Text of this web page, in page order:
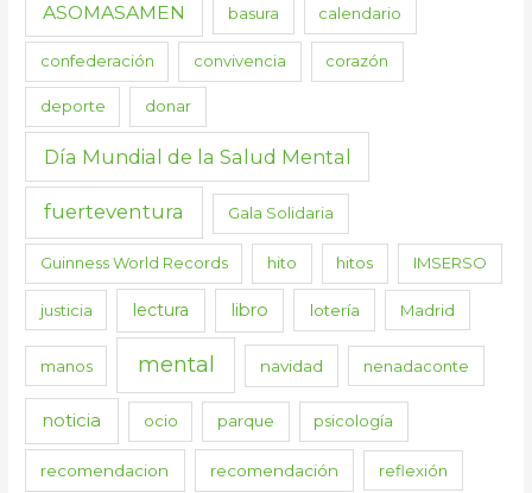
ASOMASAMEN basura calendario
confederación convivencia corazón
deporte donar
Día Mundial de la Salud Mental
fuerteventura Gala Solidaria
Guinness World Records hito hitos IMSERSO
justicia lectura libro lotería Madrid
manos mental navidad nenadaconte
noticia ocio parque psicología
recomendacion recomendación reflexión